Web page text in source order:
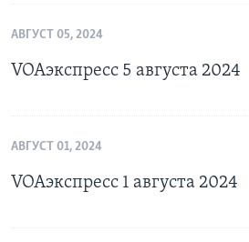
АВГУСТ 05, 2024
VOAэкспресс 5 августа 2024
АВГУСТ 01, 2024
VOAэкспресс 1 августа 2024